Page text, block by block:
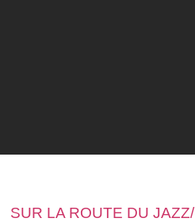
SUR LA ROUTE DU JAZZ/